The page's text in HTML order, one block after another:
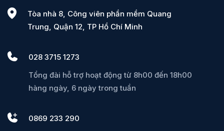
Tòa nhà 8, Công viên phần mềm Quang
Trung, Quận 12, TP Hồ Chí Minh
028 3715 1273
Tổng đài hỗ trợ hoạt động từ 8h00 đến 18h00
hàng ngày, 6 ngày trong tuần
0869 233 290